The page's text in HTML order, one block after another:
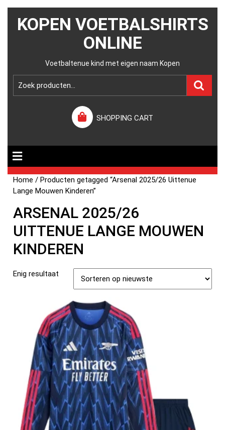
KOPEN VOETBALSHIRTS
ONLINE
Voetbaltenue kind met eigen naam Kopen
SHOPPING CART
Home / Producten getagged “Arsenal 2025/26 Uittenue
Lange Mouwen Kinderen”
ARSENAL 2025/26
UITTENUE LANGE MOUWEN
KINDEREN
Enig resultaat